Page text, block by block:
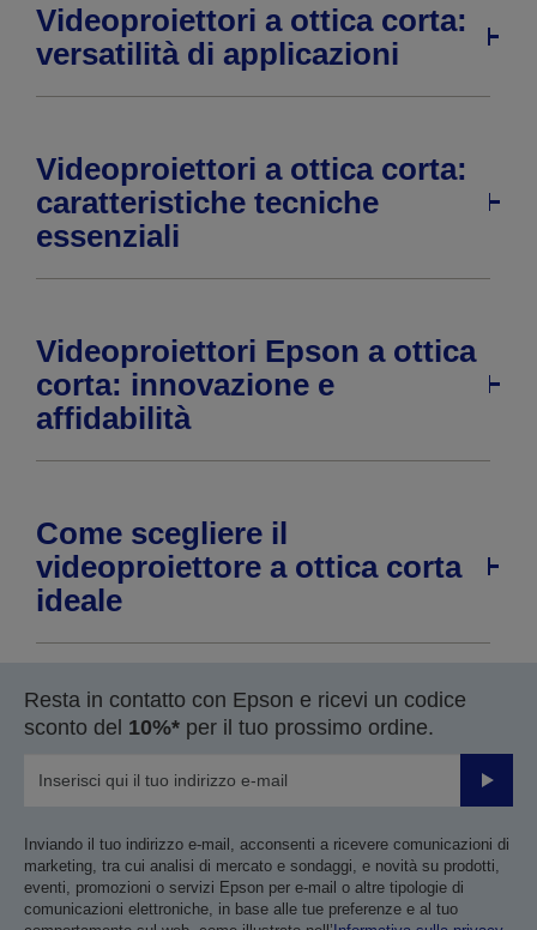
Videoproiettori a ottica corta:
versatilità di applicazioni
Videoproiettori a ottica corta:
caratteristiche tecniche
essenziali
Videoproiettori Epson a ottica
corta: innovazione e
affidabilità
Come scegliere il
videoproiettore a ottica corta
ideale
Resta in contatto con Epson e ricevi un codice
sconto del 10%* per il tuo prossimo ordine.
Invia
Inviando il tuo indirizzo e-mail, acconsenti a ricevere comunicazioni di
marketing, tra cui analisi di mercato e sondaggi, e novità su prodotti,
eventi, promozioni o servizi Epson per e-mail o altre tipologie di
comunicazioni elettroniche, in base alle tue preferenze e al tuo